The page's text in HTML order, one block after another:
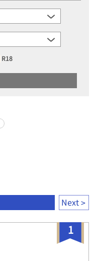
R18
Next
1